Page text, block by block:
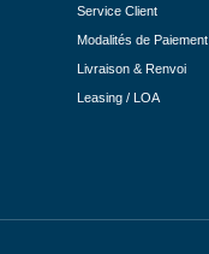
Service Client
Modalités de Paiement
Livraison & Renvoi
Leasing / LOA